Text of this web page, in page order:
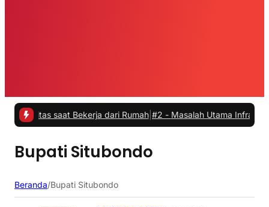
saat Bekerja dari Rumah |#2 -Masalah Utama Infrastruktur
Bupati Situbondo
Beranda/Bupati Situbondo